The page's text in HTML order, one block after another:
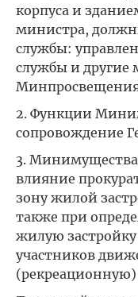
корпуса и
министра,
службы:
службы и другие
2. Функции
сопровождение
3. Минимущества
влияние
зону жилой
также при
жилую
участников